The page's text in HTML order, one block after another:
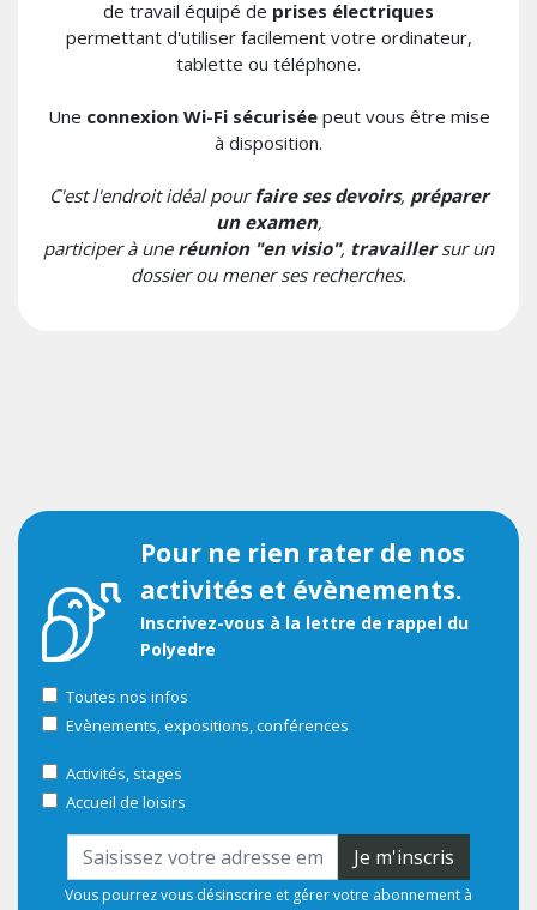
de travail équipé de prises électriques
permettant d'utiliser facilement votre ordinateur,
tablette ou téléphone.
Une connexion Wi-Fi sécuriséepeut vous être mise
à disposition.
C'est l'endroit idéal pourfaire ses devoirs, préparer
un examen,
participer à une réunion "en visio", travaillersur un
dossier ou mener ses recherches.
Pour ne rien rater de nos
activités et évènements.
Inscrivez-vous à la lettre de rappel du
Polyedre
Toutes nos infos
Evènements, expositions, conférences
Activités, stages
Accueil de loisirs
Je m'inscris
Vous pourrez vous désinscrire et gérer votre abonnement à